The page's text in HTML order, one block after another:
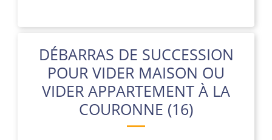
DÉBARRAS DE SUCCESSION
POUR VIDER MAISON OU
VIDER APPARTEMENT À LA
COURONNE (16)